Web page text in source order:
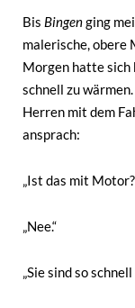
Bis Bingenging
malerische,
Morgen hatte sich
schnell zu
Herren mit dem
ansprach:
„Ist das mit
„Nee.“
„Sie sind so